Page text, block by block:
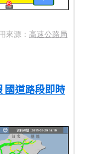
來源： 高速公路局
國道路段即時